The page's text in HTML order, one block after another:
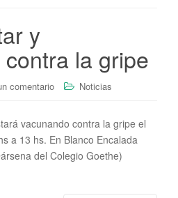
y
la gripe
comentario Noticias
vacunando contra la gripe el
a 13 hs. En Blanco Encalada
del Colegio Goethe)